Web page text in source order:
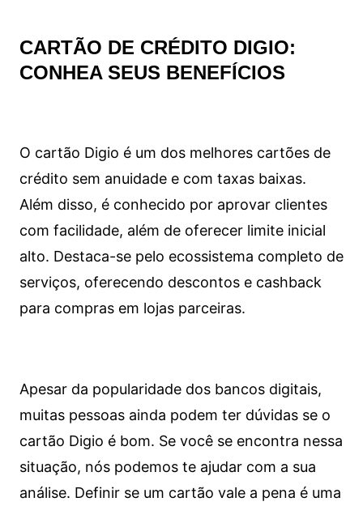
CARTÃO DE CRÉDITO DIGIO:
CONHEA SEUS BENEFÍCIOS
O cartão Digio é um dos melhores cartões de
crédito sem anuidade e com taxas baixas.
Além disso, é conhecido por aprovar clientes
com facilidade, além de oferecer limite inicial
alto. Destaca-se pelo ecossistema completo de
serviços, oferecendo descontos e cashback
para compras em lojas parceiras.
Apesar da popularidade dos bancos digitais,
muitas pessoas ainda podem ter dúvidas se o
cartão Digio é bom. Se você se encontra nessa
situação, nós podemos te ajudar com a sua
análise. Definir se um cartão vale a pena é uma